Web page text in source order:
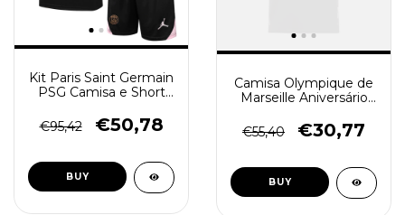
Kit Paris Saint Germain
PSG Camisa e Short
Rosa
€95,42 €50,78
BUY
Camisa Olympique de
Marseille Aniversário
Torcedor Masculino -
Branca - (cópia)
€55,40 €30,77
BUY